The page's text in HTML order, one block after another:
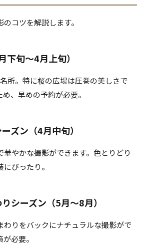
コツを解説します。
下旬〜4月上旬）
所。特に桜の広場は圧巻の美しさで
、早めの予約が必要。
ズン（4月中旬）
華やかな撮影ができます。色とりどり
ぴったり。
シーズン（5月〜8月）
わりをバックにナチュラルな撮影がで
必要。